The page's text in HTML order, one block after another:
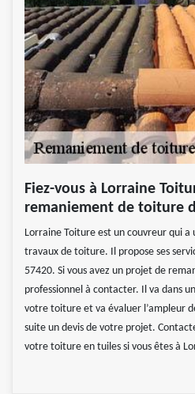
Fiez-vous à Lorraine
remaniement de toiture
Lorraine Toiture est un couvreur qui a
travaux de toiture. Il propose ses
57420. Si vous avez un projet de
professionnel à contacter. Il va dans
votre toiture et va évaluer l’ampleur
suite un devis de votre projet.
votre toiture en tuiles si vous êtes à